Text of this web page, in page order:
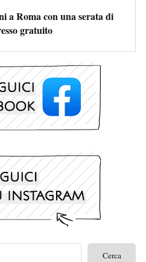
a Roma con una serata di
gratuito